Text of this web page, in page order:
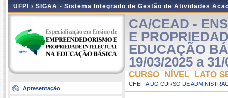
UFPI › SIGAA - Sistema Integrado de Gestão de Atividades
Apresentação
CA/CEAD -
E
EDUCAÇÃO
19/03/2025 a
CURSO NÍVEL LATO
CHEFIA DO CURSO DE